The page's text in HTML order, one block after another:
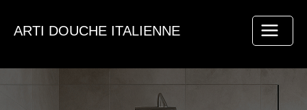
ARTI DOUCHE ITALIENNE